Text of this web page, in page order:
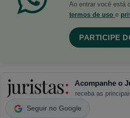
Ao entrar você está
termos de uso e
PARTICIPE
Acompanhe o
receba as
Seguir no Google